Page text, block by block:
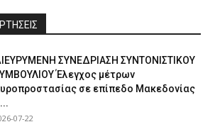
ΣΥΝΕΔΡΙΑΣΗ ΣΥΝΤΟΝΙΣΤΙΚΟΥ
Έλεγχος μέτρων
σε επίπεδο Μακεδονίας
07-22